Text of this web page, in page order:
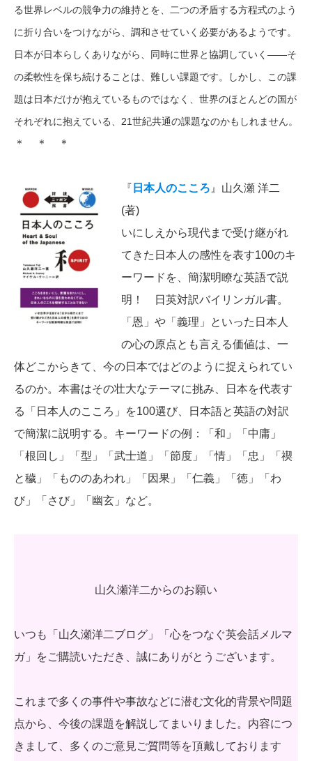
る世界レベルの競争力の維持とを、二つの矛盾する方程式のよう
に折り合いをつけながら、調和させていく必要があるようです。
日本が日本らしくありながら、同時に世界と協調していく——そ
の柔軟性を保ち続けることは、難しい課題です。しかし、この課
題は日本だけが抱えているものではなく、世界のほとんどの国が
それぞれに抱えている、21世紀共通の課題なのかもしれません。
＊ ＊ ＊
『 日本人のこころ 』山久瀬 洋二
(著)
いにしえから現代まで受け継がれ
てきた日本人の感性を表す100のキ
ーワードを、簡潔明瞭な英語で説
明！ 日英対訳バイリンガル書。
「恩」や「義理」といった日本人
の心の原点とも言える価値は、一
体どこからきて、今の日本ではどのように捉えられてい
るのか。本書はその壮大なテーマに挑み、日本を代表す
る「日本人のこころ」を100選び、日本語と英語の対訳
で簡潔に説明する。キーワードの例：「和」「中庸」
「根回し」「型」「武士道」「節度」「情」「忠」「禊
と穢」「もののあわれ」「因果」「仁義」「徳」「わ
び」「さび」「幽玄」など。
山久瀬洋二からのお願い
いつも「山久瀬洋二ブログ」「心をつなぐ英会話メルマ
ガ」をご購読いただき、誠にありがとうございます。
これまで多くの事件や事故などに潜む文化的背景や問題
点から、今後の課題を解説してまいりました。内容につ
きまして、多くのご意見ご質問等を頂戴しております